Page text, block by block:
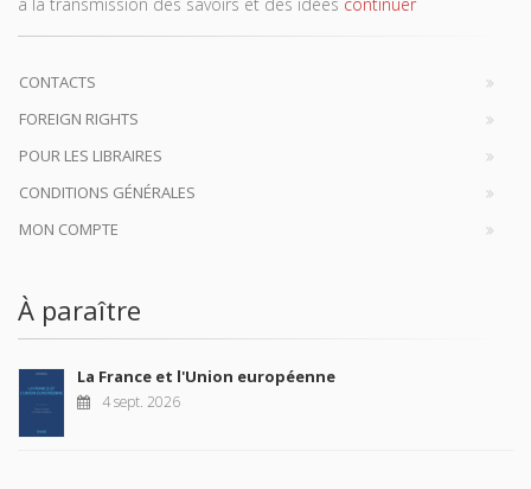
à la transmission des savoirs et des idées continuer
CONTACTS
FOREIGN RIGHTS
POUR LES LIBRAIRES
CONDITIONS GÉNÉRALES
MON COMPTE
À paraître
La France et l'Union européenne
4 sept. 2026